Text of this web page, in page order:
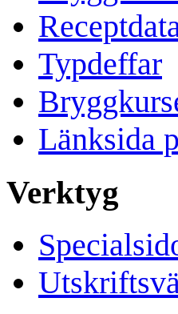
Typdeffar
Länksida
Verktyg